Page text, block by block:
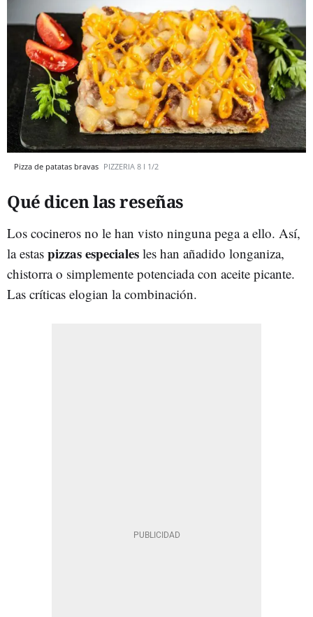
Pizza de patatas bravas PIZZERIA 8 I 1/2
Qué dicen las reseñas
Los cocineros no le han visto ninguna pega a ello. Así,
la estas pizzas especiales les han añadido longaniza,
chistorra o simplemente potenciada con aceite picante.
Las críticas elogian la combinación.